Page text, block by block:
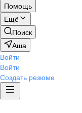
Помощь
Ещё
Поиск
Аша
Войти
Войти
Создать резюме